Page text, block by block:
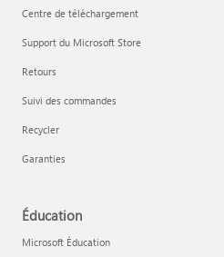
Centre de téléchargement
Support du Microsoft Store
Retours
Suivi des commandes
Recycler
Garanties
Éducation
Microsoft Éducation